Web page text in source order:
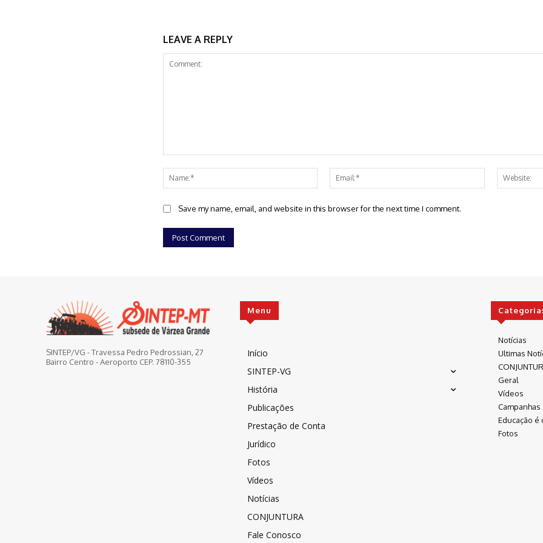
LEAVE A REPLY
Name:*
Email:*
Save my name, email, and website in this browser for the next time I comment.
SINTEP/VG - Travessa Pedro Pedrossian, 27
Bairro Centro - Aeroporto CEP. 78110-355
Menu
Início
SINTEP-VG
História
Publicações
Prestação de Conta
Jurídico
Fotos
Vídeos
Notícias
CONJUNTURA
Fale Conosco
Notícias
Ultimas
Geral
Vídeos
Campanhas
Educação é
Fotos